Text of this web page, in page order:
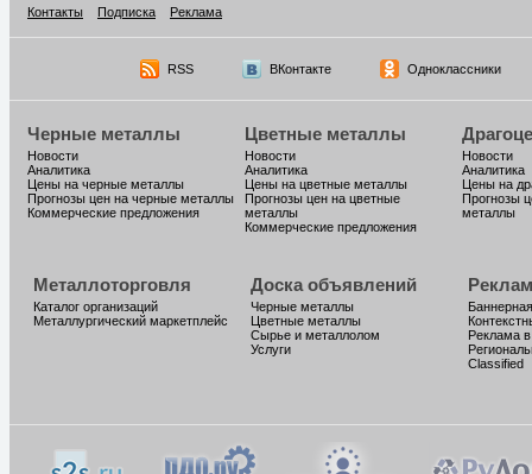
Контакты
Подписка Реклама
RSS ВКонтакте Одноклассники
Черные металлы
Новости
Аналитика
Цены на черные металлы
Прогнозы цен на черные металлы
Коммерческие предложения
Цветные металлы
Новости
Аналитика
Цены на цветные металлы
Прогнозы цен на цветные
металлы
Коммерческие предложения
Новости
Аналитика
Цены на
Прогнозы
металлы
Металлоторговля
Каталог организаций
Металлургический маркетплейс
Доска объявлений
Черные металлы
Цветные металлы
Сырье и металлолом
Услуги
Реклама
Classified